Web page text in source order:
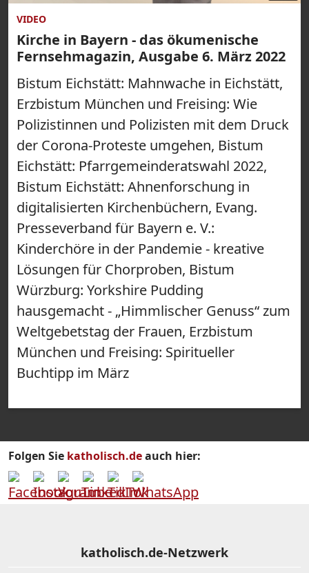
VIDEO
Kirche in Bayern - das ökumenische
Fernsehmagazin, Ausgabe 6. März 2022
Bistum Eichstätt: Mahnwache in Eichstätt,
Erzbistum München und Freising: Wie
Polizistinnen und Polizisten mit dem Druck
der Corona-Proteste umgehen, Bistum
Eichstätt: Pfarrgemeinderatswahl 2022,
Bistum Eichstätt: Ahnenforschung in
digitalisierten Kirchenbüchern, Evang.
Presseverband für Bayern e. V.:
Kinderchöre in der Pandemie - kreative
Lösungen für Chorproben, Bistum
Würzburg: Yorkshire Pudding
hausgemacht - „Himmlischer Genuss“ zum
Weltgebetstag der Frauen, Erzbistum
München und Freising: Spiritueller
Buchtipp im März
Folgen Sie katholisch.deauch hier:
katholisch.de-Netzwerk